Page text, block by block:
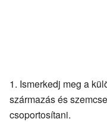
Ismerkedj meg a
származás és
csoportosítani.